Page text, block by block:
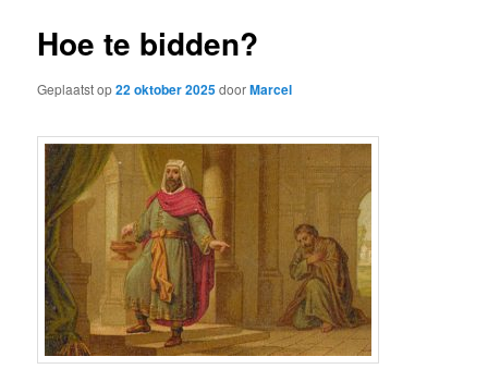
Hoe te bidden?
Geplaatst op22 oktober 2025doorMarcel